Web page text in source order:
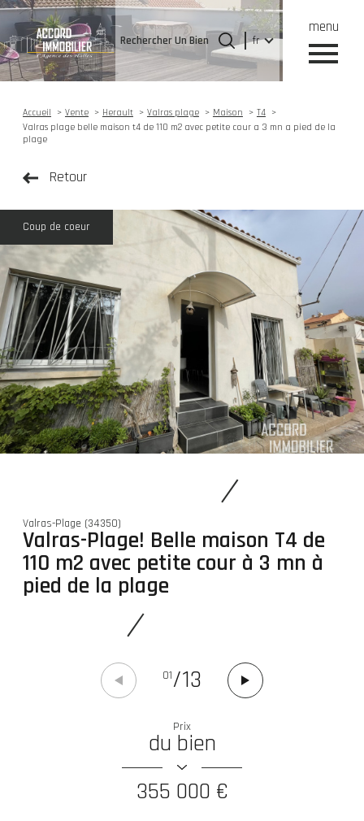
menu
Rechercher Un Bien
Langue
fr
Accueil Rechercher Un Bien
0
Langue
fr
Accueil Vente Herault Valras plage Maison
T4
Valras plage belle maison t4 de 110 m2 avec petite cour a 3 mn a pied de la
plage
Retour
Coup de coeur
Valras-Plage (34350)
Valras-Plage! Belle maison T4 de
110 m2 avec petite cour à 3 mn à
pied de la plage
01/13
Prix
du bien
355 000 €